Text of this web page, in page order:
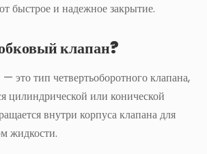
быстрое и надежное закрытие.
клапан?
это тип четвертьоборотного клапана,
цилиндрической или конической
внутри корпуса клапана для
жидкости.